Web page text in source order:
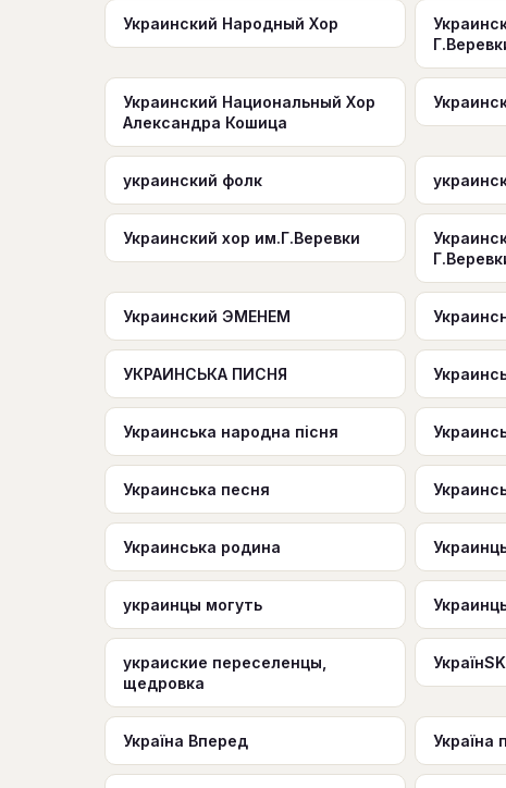
Украинский Народный Хор
Украинский Национальный Хор
Александра Кошица
украинский фолк
Украинский хор им.Г.Веревки
Украинский ЭМЕНЕМ
УКРАИНСЬКА ПИСНЯ
Украинська народна пісня
Украинська песня
Украинська родина
украинцы могуть
украиские переселенцы,
щедровка
Україна Вперед Україна